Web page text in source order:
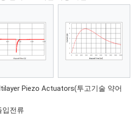
Piezo Actuators(투고기술 약어
입전류